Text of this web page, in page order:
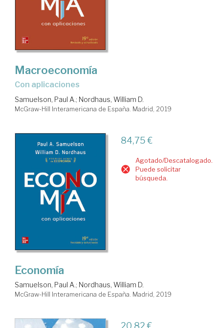
Macroeconomía
con aplicaciones
Samuelson, Paul A.; Nordhaus, William D.
McGraw-Hill Interamericana de España. Madrid, 2019
84,75 €
Agotado/Descatalogado.
Puede solicitar
búsqueda.
Economía
Samuelson, Paul A.; Nordhaus, William D.
McGraw-Hill Interamericana de España. Madrid, 2019
20,82 €